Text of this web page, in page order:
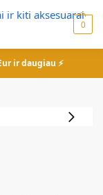
0
ir daugiau ⚡